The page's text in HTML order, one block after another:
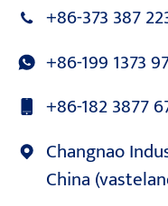
+86-373 387
+86-199 1373
+86-182 3877
Changnao
China